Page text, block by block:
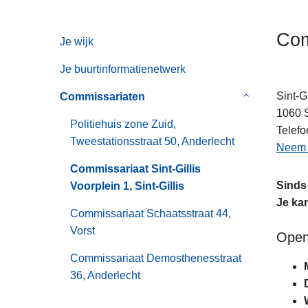
Je wijk
Je buurtinformatienetwerk
Commissariaten
Submenu
Politiehuis zone Zuid,
Tweestationsstraat 50, Anderlecht
Commissariaat Sint-Gillis
Voorplein 1, Sint-Gillis
Commissariaat Schaatsstraat 44,
Vorst
Commissariaat Demosthenesstraat
36, Anderlecht
Sint-
1060
Je